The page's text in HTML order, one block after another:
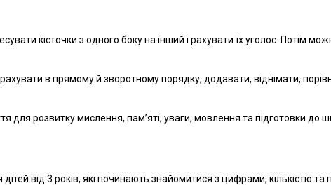
кісточки з одного боку на інший і рахувати їх уголос. Потім
в прямому й зворотному порядку, додавати, віднімати,
для розвитку мислення, пам’яті, уваги, мовлення та підготовки до
від 3 років, які починають знайомитися з цифрами, кількістю